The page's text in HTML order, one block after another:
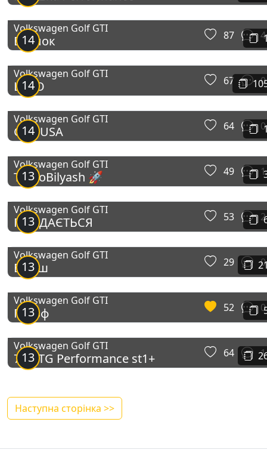
14
Volkswagen Golf GTI
Брелок 87 4
14
Volkswagen Golf GTI
LEGO 67 0
14
Volkswagen Golf GTI
Golf USA 64 0
13
Volkswagen Golf GTI
TurboBilyash 🚀 49 1
13
Volkswagen Golf GTI
ПРОДАЄТЬСЯ 53 2
13
Volkswagen Golf GTI
Біляш 29 0
13
Volkswagen Golf GTI
Гольф 52 0
13
Volkswagen Golf GTI
7 #VTG Performance st1+ 64 1
Наступна сторінка >>